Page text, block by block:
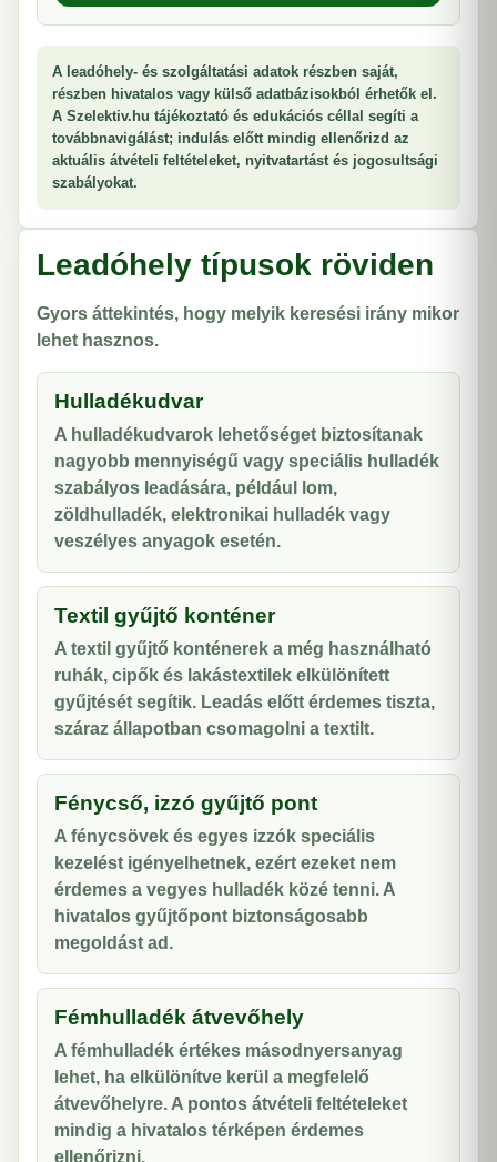
A leadóhely- és szolgáltatási adatok részben saját,
részben hivatalos vagy külső adatbázisokból érhetők el.
A Szelektiv.hu tájékoztató és edukációs céllal segíti a
továbbnavigálást; indulás előtt mindig ellenőrizd az
aktuális átvételi feltételeket, nyitvatartást és jogosultsági
szabályokat.
Leadóhely típusok röviden
Gyors áttekintés, hogy melyik keresési irány mikor
lehet hasznos.
Hulladékudvar
A hulladékudvarok lehetőséget biztosítanak
nagyobb mennyiségű vagy speciális hulladék
szabályos leadására, például lom,
zöldhulladék, elektronikai hulladék vagy
veszélyes anyagok esetén.
Textil gyűjtő konténer
A textil gyűjtő konténerek a még használható
ruhák, cipők és lakástextilek elkülönített
gyűjtését segítik. Leadás előtt érdemes tiszta,
száraz állapotban csomagolni a textilt.
Fénycső, izzó gyűjtő pont
A fénycsövek és egyes izzók speciális
kezelést igényelhetnek, ezért ezeket nem
érdemes a vegyes hulladék közé tenni. A
hivatalos gyűjtőpont biztonságosabb
megoldást ad.
Fémhulladék átvevőhely
A fémhulladék értékes másodnyersanyag
lehet, ha elkülönítve kerül a megfelelő
átvevőhelyre. A pontos átvételi feltételeket
mindig a hivatalos térképen érdemes
ellenőrizni.